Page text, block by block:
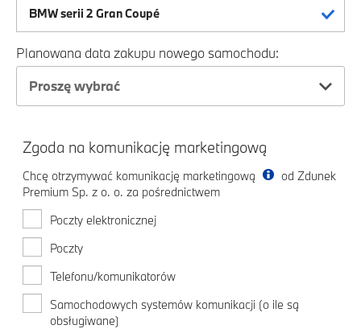
Planowana data zakupu nowego samochodu:
Proszę wybrać
Zgoda na komunikację marketingową
Chcę otrzymywać komunikację marketingową
od Zdunek
Premium Sp. z o. o. za pośrednictwem
Poczty elektronicznej
Poczty
Telefonu/komunikatorów
Samochodowych systemów komunikacji (o ile są
obsługiwane)